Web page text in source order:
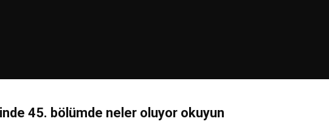
45. bölümde neler oluyor okuyun